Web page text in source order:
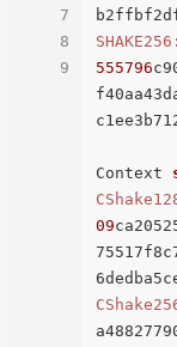
7
8
9
SHAKE256:
555796
Context
09